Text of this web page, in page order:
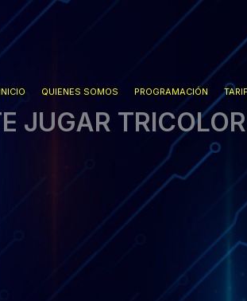
INICIO QUIENES SOMOS PROGRAMACIÓN
JUGAR TRICOLOR